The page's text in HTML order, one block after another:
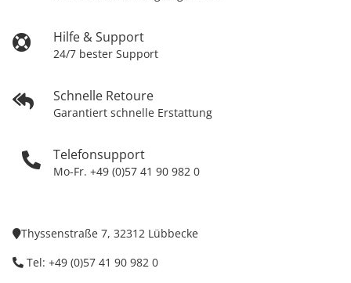
Hilfe & Support
24/7 bester Support
Schnelle Retoure
Garantiert schnelle Erstattung
Telefonsupport
Mo-Fr. +49 (0)57 41 90 982 0
Thyssenstraße 7, 32312 Lübbecke
Tel: +49 (0)57 41 90 982 0